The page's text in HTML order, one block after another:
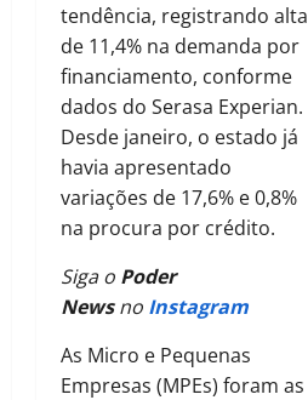
tendência, registrando alta
de 11,4% na demanda por
financiamento, conforme
dados do Serasa Experian.
Desde janeiro, o estado já
havia apresentado
variações de 17,6% e 0,8%
na procura por crédito.
Siga o Poder
Newsno Instagram
As Micro e Pequenas
Empresas (MPEs) foram as